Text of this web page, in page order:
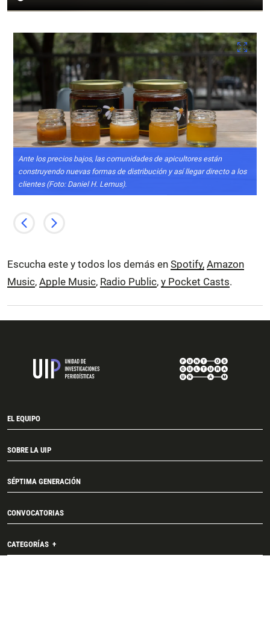
Ante los precios bajos, las comunidades de apicultores están
construyendo nuevas formas de distribución y así llegar directo a los
clientes (Foto: Daniel H. Lemus).
Escucha este y todos los demás en Spotify, Amazon
Music, Apple Music, Radio Public, y Pocket Casts.
EL EQUIPO
SOBRE LA UIP
SÉPTIMA GENERACIÓN
CONVOCATORIAS
CATEGORÍAS